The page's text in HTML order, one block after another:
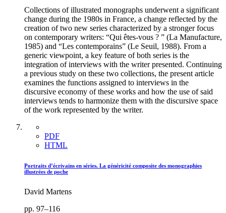
Collections of illustrated monographs underwent a significant
change during the 1980s in France, a change reflected by the
creation of two new series characterized by a stronger focus
on contemporary writers: “Qui êtes-vous ? ” (La Manufacture,
1985) and “Les contemporains” (Le Seuil, 1988). From a
generic viewpoint, a key feature of both series is the
integration of interviews with the writer presented. Continuing
a previous study on these two collections, the present article
examines the functions assigned to interviews in the
discursive economy of these works and how the use of said
interviews tends to harmonize them with the discursive space
of the work represented by the writer.
PDF
HTML
Portraits d’écrivains en séries. La généricité composite des monographies
illustrées de poche
David Martens
pp. 97–116